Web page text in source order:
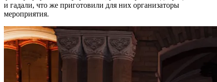
и гадали, что же приготовили для них организаторы
мероприятия.